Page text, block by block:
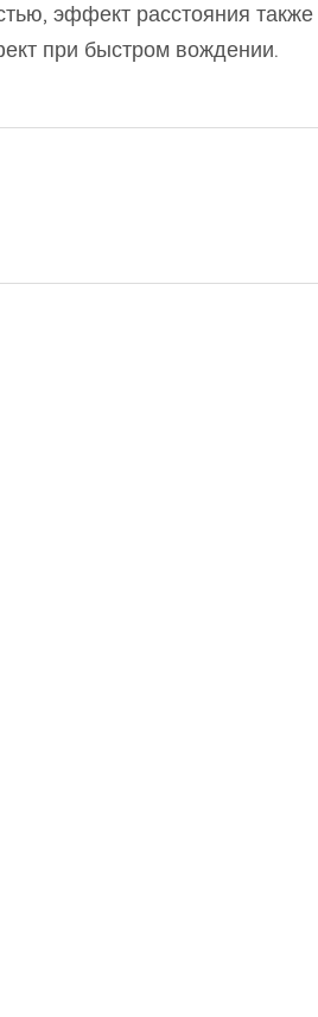
эффект расстояния также
при быстром вождении.